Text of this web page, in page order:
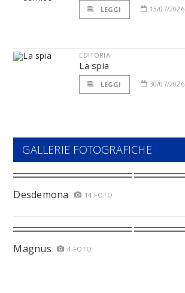
LEGGI 13/07/2026
EDITORIA
La spia
LEGGI 30/07/2026
GALLERIE FOTOGRAFICHE
Desdemona 14 FOTO
Magnus 4 FOTO